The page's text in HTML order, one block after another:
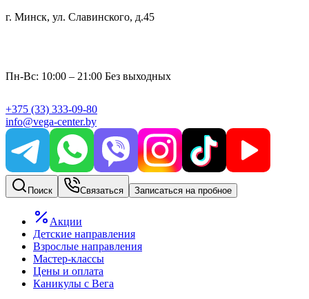
г. Минск, ул. Славинского, д.45
Пн-Вс: 10:00 – 21:00 Без выходных
+375 (33) 333-09-80
info@vega-center.by
Поиск Связаться Записаться на пробное
Акции
Детские направления
Взрослые направления
Мастер-классы
Цены и оплата
Каникулы с Вега